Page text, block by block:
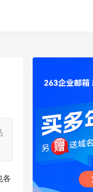
各